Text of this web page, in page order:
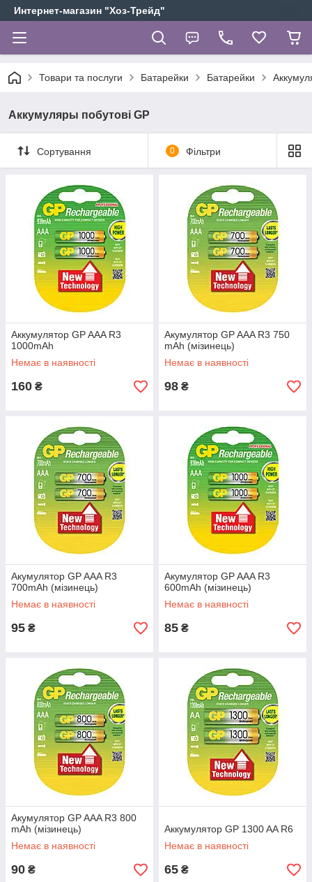
Интернет-магазин "Хоз-Трейд"
Товари та послуги Батарейки Батарейки
Аккумуляры побутові GP
Сортування 0 Фільтри
Аккумулятор GP AAA R3
1000mAh
Немає в наявності
160 ₴
Акумулятор GP AAA R3 750
mAh (мізинець)
Немає в наявності
98 ₴
Акумулятор GP AAA R3
700mAh (мізинець)
Немає в наявності
95 ₴
Акумулятор GP AAA R3
600mAh (мізинець)
Немає в наявності
85 ₴
Акумулятор GP AAA R3 800
mAh (мізинець)
Немає в наявності
90 ₴
Аккумулятор GP 1300 AA R6
Немає в наявності
65 ₴